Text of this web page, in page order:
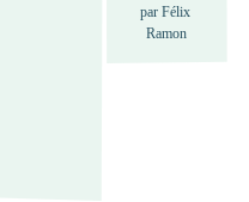
par Félix
Ramon